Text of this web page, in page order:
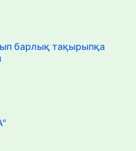
барлық тақырыпқа